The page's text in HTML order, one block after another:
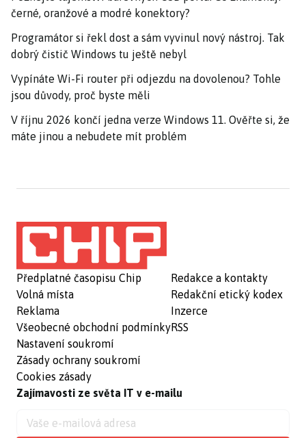
černé, oranžové a modré konektory?
Programátor si řekl dost a sám vyvinul nový nástroj. Tak
dobrý čistič Windows tu ještě nebyl
Vypínáte Wi-Fi router při odjezdu na dovolenou? Tohle
jsou důvody, proč byste měli
V říjnu 2026 končí jedna verze Windows 11. Ověřte si, že
máte jinou a nebudete mít problém
Předplatné časopisu Chip
Volná místa
Reklama
Všeobecné obchodní podmínky
Nastavení soukromí
Zásady ochrany soukromí
Cookies zásady
Redakce a kontakty
Redakční etický kodex
Inzerce
RSS
Zajímavosti ze světa IT v e-mailu